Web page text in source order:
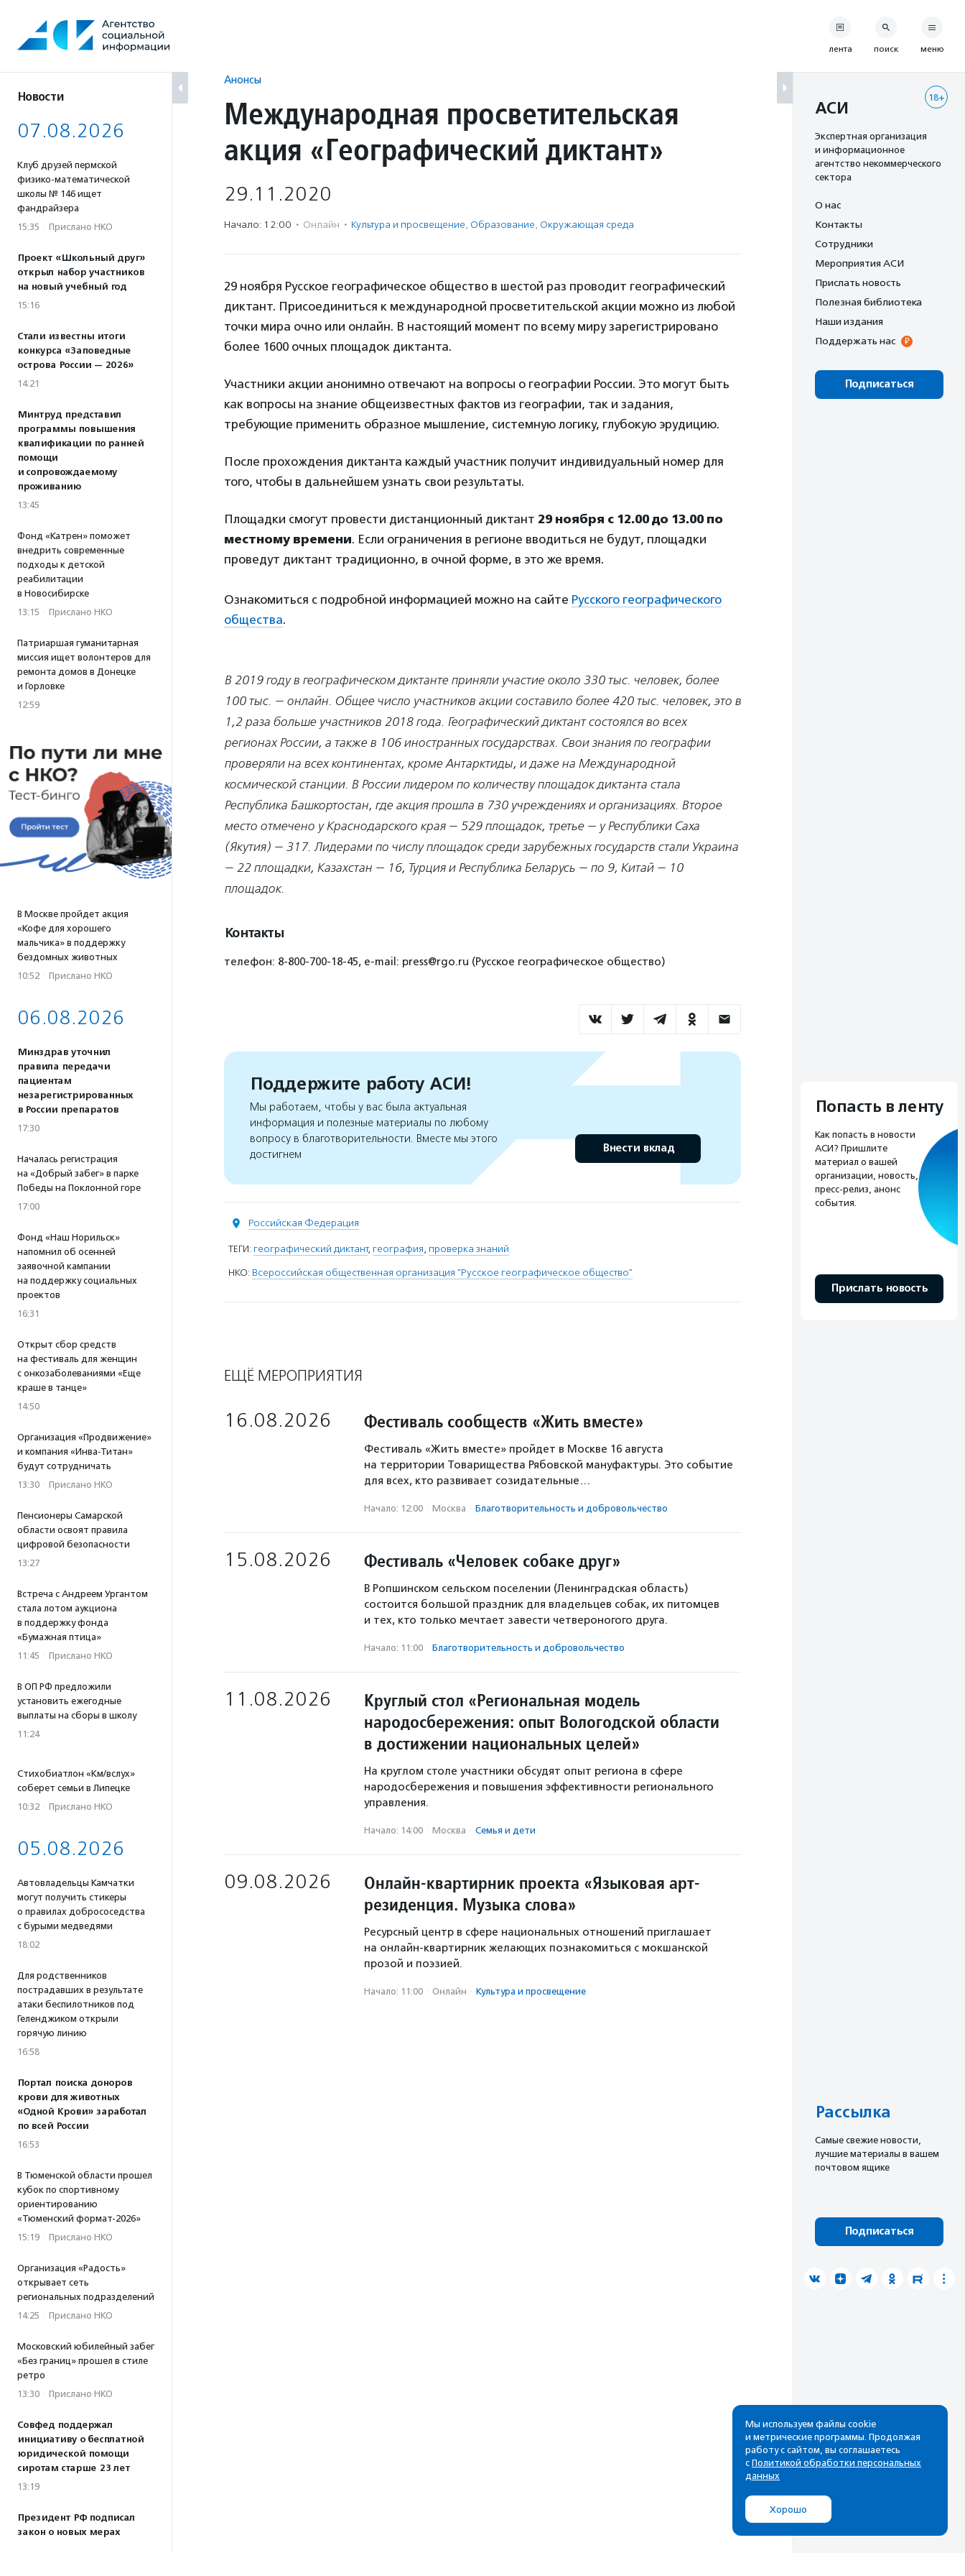
содержанию
Новости
07.08.2026
Клуб друзей пермской
физико-математической
школы № 146 ищет
фандрайзера
15:35 · Прислано НКО
Проект «Школьный друг»
открыл набор участников
на новый учебный год
15:16
Стали известны итоги
конкурса «Заповедные
острова России — 2026»
14:21
Минтруд представил
программы повышения
квалификации по ранней
помощи
и сопровождаемому
проживанию
13:45
Фонд «Катрен» поможет
внедрить современные
подходы к детской
реабилитации
в Новосибирске
13:15 · Прислано НКО
Патриаршая гуманитарная
миссия ищет волонтеров для
ремонта домов в Донецке
и Горловке
12:59
В Москве пройдет акция
«Кофе для хорошего
мальчика» в поддержку
бездомных животных
10:52 · Прислано НКО
06.08.2026
Минздрав уточнил
правила передачи
пациентам
незарегистрированных
в России препаратов
17:30
Началась регистрация
на «Добрый забег» в парке
Победы на Поклонной горе
17:00
Фонд «Наш Норильск»
напомнил об осенней
заявочной кампании
на поддержку социальных
проектов
16:31
Открыт сбор средств
на фестиваль для женщин
с онкозаболеваниями «Еще
краше в танце»
14:50
Организация «Продвижение»
и компания «Инва-Титан»
будут сотрудничать
13:30 · Прислано НКО
Пенсионеры Самарской
области освоят правила
цифровой безопасности
13:27
Встреча с Андреем Ургантом
стала лотом аукциона
в поддержку фонда
«Бумажная птица»
11:45 · Прислано НКО
В ОП РФ предложили
установить ежегодные
выплаты на сборы в школу
11:24
Стихобиатлон «Км/вслух»
соберет семьи в Липецке
10:32 · Прислано НКО
05.08.2026
Автовладельцы Камчатки
могут получить стикеры
о правилах добрососедства
с бурыми медведями
18:02
Для родственников
пострадавших в результате
атаки беспилотников под
Геленджиком открыли
горячую линию
16:58
Портал поиска доноров
крови для животных
«Одной Крови» заработал
по всей России
16:53
В Тюменской области прошел
кубок по спортивному
ориентированию
«Тюменский формат-2026»
15:19 · Прислано НКО
Организация «Радость»
открывает сеть
региональных подразделений
14:25 · Прислано НКО
Московский юбилейный забег
«Без границ» прошел в стиле
ретро
13:30 · Прислано НКО
Совфед поддержал
инициативу о бесплатной
юридической помощи
сиротам старше 23 лет
13:19
Президент РФ подписал
закон о новых мерах
Анонсы
Международная просветительская
акция «Географический диктант»
29.11.2020
Начало: 12:00 · Онлайн · Культура и просвещение, Образование, Окружающая среда
29 ноября Русское географическое общество в шестой раз проводит географический
диктант. Присоединиться к международной просветительской акции можно из любой
точки мира очно или онлайн. В настоящий момент по всему миру зарегистрировано
более 1600 очных площадок диктанта.
Участники акции анонимно отвечают на вопросы о географии России. Это могут быть
как вопросы на знание общеизвестных фактов из географии, так и задания,
требующие применить образное мышление, системную логику, глубокую эрудицию.
После прохождения диктанта каждый участник получит индивидуальный номер для
того, чтобы в дальнейшем узнать свои результаты.
Площадки смогут провести дистанционный диктант 29 ноября с 12.00 до 13.00 по
местному времени. Если ограничения в регионе вводиться не будут, площадки
проведут диктант традиционно, в очной форме, в это же время.
Ознакомиться с подробной информацией можно на сайте Русского географического
общества.
В 2019 году в географическом диктанте приняли участие около 330 тыс. человек, более
100 тыс. — онлайн. Общее число участников акции составило более 420 тыс. человек, это в
1,2 раза больше участников 2018 года. Географический диктант состоялся во всех
регионах России, а также в 106 иностранных государствах. Свои знания по географии
проверяли на всех континентах, кроме Антарктиды, и даже на Международной
космической станции. В России лидером по количеству площадок диктанта стала
Республика Башкортостан, где акция прошла в 730 учреждениях и организациях. Второе
место отмечено у Краснодарского края — 529 площадок, третье — у Республики Саха
(Якутия) — 317. Лидерами по числу площадок среди зарубежных государств стали Украина
— 22 площадки, Казахстан — 16, Турция и Республика Беларусь — по 9, Китай — 10
площадок.
Контакты
телефон: 8-800-700-18-45, e-mail: press@rgo.ru (Русское географическое общество)
Поддержите работу АСИ!
Мы работаем, чтобы у вас была актуальная
информация и полезные материалы по любому
вопросу в благотворительности. Вместе мы этого
достигнем
Внести вклад
Российская Федерация
ТЕГИ: географический диктант, география, проверка знаний
НКО: Всероссийская общественная организация "Русское географическое общество"
ЕЩЁ МЕРОПРИЯТИЯ
16.08.2026 Фестиваль сообществ «Жить вместе»
Фестиваль «Жить вместе» пройдет в Москве 16 августа
на территории Товарищества Рябовской мануфактуры. Это событие
для всех, кто развивает созидательные…
Начало: 12:00 · Москва · Благотвори­тель­ность и доброволь­чест­во
15.08.2026 Фестиваль «Человек собаке друг»
В Ропшинском сельском поселении (Ленинградская область)
состоится большой праздник для владельцев собак, их питомцев
и тех, кто только мечтает завести четвероногого друга.
Начало: 11:00 · Благотвори­тель­ность и доброволь­чест­во
11.08.2026
Круглый стол «Региональная модель
народосбережения: опыт Вологодской области
в достижении национальных целей»
На круглом столе участники обсудят опыт региона в сфере
народосбережения и повышения эффективности регионального
управления.
Начало: 14:00 · Москва · Семья и дети
09.08.2026
Онлайн-квартирник проекта «Языковая арт-
резиденция. Музыка слова»
Ресурсный центр в сфере национальных отношений приглашает
на онлайн-квартирник желающих познакомиться с мокшанской
прозой и поэзией.
Начало: 11:00 · Онлайн · Культура и просвещение
лента поиск меню
18+
АСИ
Экспертная организация
и информационное
агентство некоммерческого
сектора
О нас
Контакты
Сотрудники
Мероприятия АСИ
Прислать новость
Полезная библиотека
Наши издания
Поддержать нас
Подписаться
Попасть в ленту
Как попасть в новости
АСИ? Пришлите
материал о вашей
организации, новость,
пресс-релиз, анонс
события.
Прислать новость
Рассылка
Cамые свежие новости,
лучшие материалы в вашем
почтовом ящике
Подписаться
Мы используем файлы cookie
и метрические программы. Продолжая
работу с сайтом, вы соглашаетесь
с Политикой обработки персональных
данных
Хорошо